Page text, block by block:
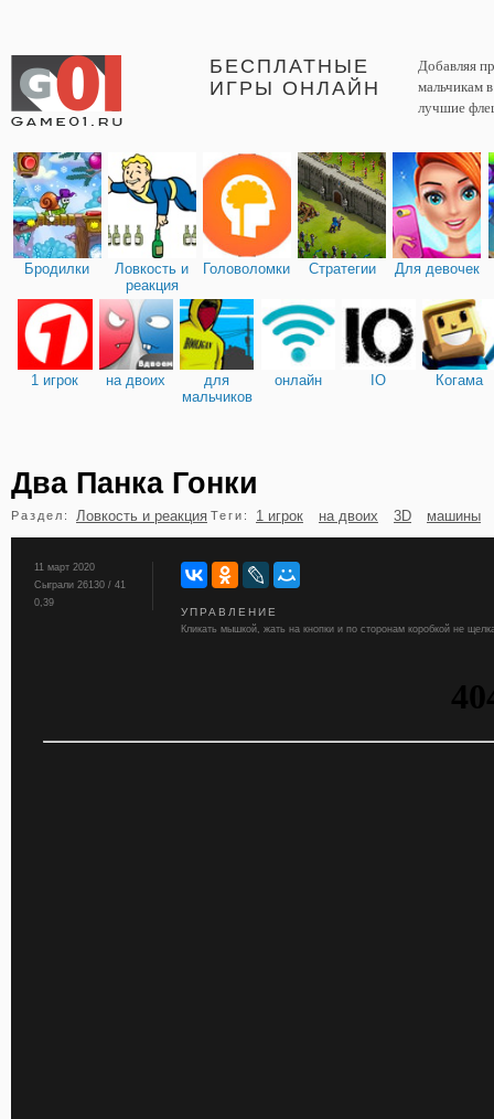
БЕСПЛАТНЫЕ
ИГРЫ ОНЛАЙН
Добавляя
мальчикам
лучшие
Бродилки
Ловкость и
реакция
Головоломки Стратегии Для девочек
1 игрок на двоих
для
мальчиков
онлайн IO Когама
бильярд карты
Два Панка Гонки
Раздел: Ловкость и реакция Теги: 1 игрок на двоих 3D машины
11 март 2020
Сыграли 26130 / 41
0,39
УПРАВЛЕНИЕ
Кликать мышкой, жать на кнопки и по сторонам коробкой не